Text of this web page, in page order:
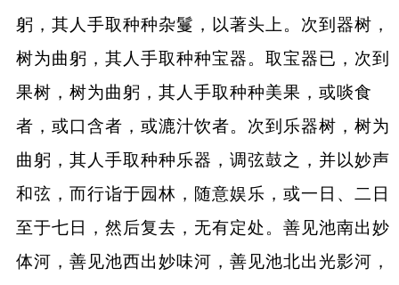
躬，其人手取种种杂鬘，以著头上。次到器树，
树为曲躬，其人手取种种宝器。取宝器已，次到
果树，树为曲躬，其人手取种种美果，或啖食
者，或口含者，或漉汁饮者。次到乐器树，树为
曲躬，其人手取种种乐器，调弦鼓之，并以妙声
和弦，而行诣于园林，随意娱乐，或一日、二日
至于七日，然后复去，无有定处。善见池南出妙
体河，善见池西出妙味河，善见池北出光影河，